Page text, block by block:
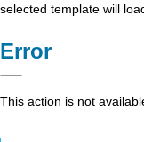
selected template will
Error
This action is not